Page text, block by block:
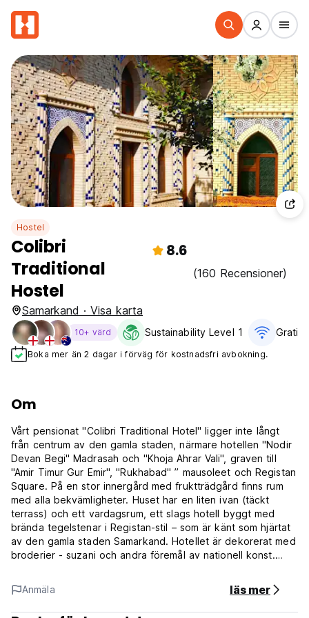
Hostel
Colibri
Traditional
Hostel
8.6
(160 Recensioner)
Samarkand · Visa karta
10+ värd Sustainability Level 1 Gratis
Boka mer än 2 dagar i förväg för kostnadsfri avbokning.
Om
Vårt pensionat "Colibri Traditional Hotel" ligger inte långt
från centrum av den gamla staden, närmare hotellen "Nodir
Devan Begi" Madrasah och "Khoja Ahrar Vali", graven till
"Amir Timur Gur Emir", "Rukhabad" ” mausoleet och Registan
Square. På en stor innergård med fruktträdgård finns rum
med alla bekvämligheter. Huset har en liten ivan (täckt
terrass) och ett vardagsrum, ett slags hotell byggt med
brända tegelstenar i Registan-stil – som är känt som hjärtat
av den gamla staden Samarkand. Hotellet är dekorerat med
broderier - suzani och andra föremål av nationell konst.
kasta dig in i trädgårdens behagliga svalka och i skuggan
av fruktträd - körsbär, persimon, äppelträd, aprikoser,
vindruvor, etc. - njuta av en kopp aromatiskt te. Under de
Anmäla läs mer